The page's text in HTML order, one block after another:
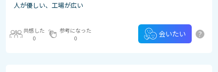
人が優しい、工場が広い
共感した
0
参考になった
0
会いたい ?